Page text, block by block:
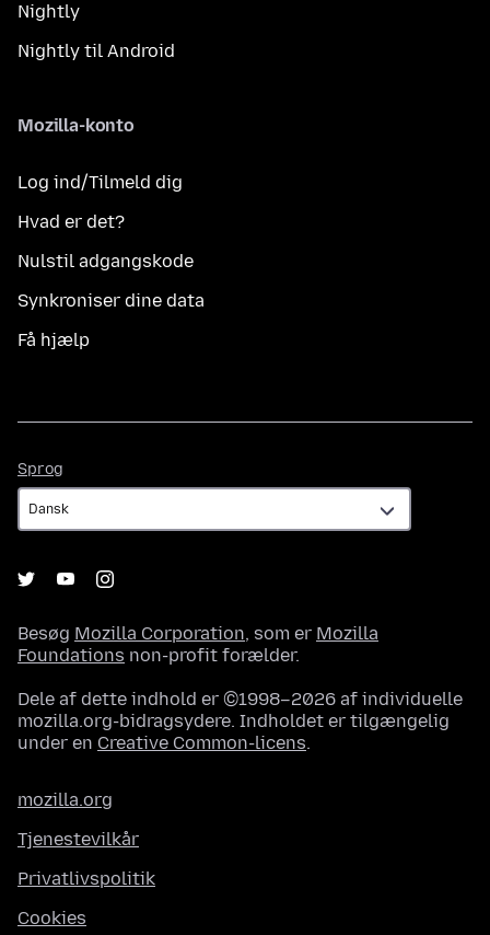
Nightly
Nightly til Android
Mozilla-konto
Log ind/Tilmeld dig
Hvad er det?
Nulstil adgangskode
Synkroniser dine data
Få hjælp
Sprog
Besøg Mozilla Corporation, som er Mozilla
Foundations non-profit forælder.
Dele af dette indhold er ©1998–2026 af individuelle
mozilla.org-bidragsydere. Indholdet er tilgængelig
under en Creative Common-licens.
mozilla.org
Tjenestevilkår
Privatlivspolitik
Cookies